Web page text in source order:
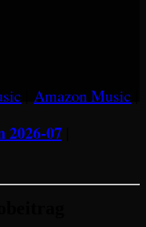
Amazon Music
2026-07|